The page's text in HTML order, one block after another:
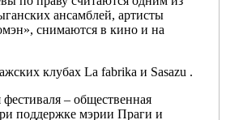
ансамблей, артисты
снимаются в кино и на
клубах La fabrika и Sasazu .
– общественная
поддержке мэрии Праги и